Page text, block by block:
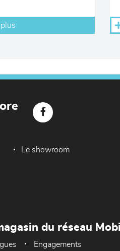
Le showroom
du réseau
Engagements